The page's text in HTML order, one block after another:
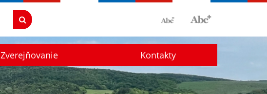
Zverejňovanie Kontakty